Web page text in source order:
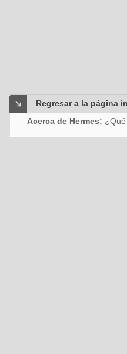
Regresar a la página
Acerca de Hermes: